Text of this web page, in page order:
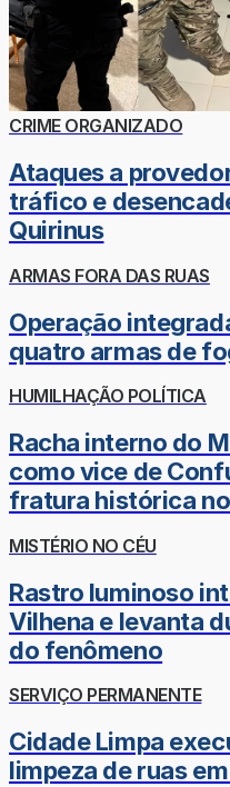
CRIME ORGANIZADO
Ataques a
tráfico e
Quirinus
ARMAS FORA DAS RUAS
Operação
quatro armas de
HUMILHAÇÃO POLÍTICA
Racha interno do
como vice de
fratura histórica
MISTÉRIO NO CÉU
Rastro luminoso
Vilhena e levanta
do fenômeno
SERVIÇO PERMANENTE
Cidade Limpa
limpeza de ruas